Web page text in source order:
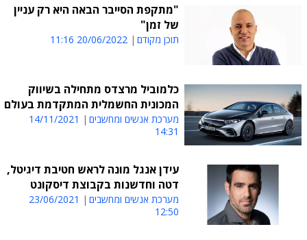
"מתקפת הסייבר הבאה היא רק עניין
של זמן"
תוכן מקודם 20/06/2022 11:16
כלמוביל מרצדס מתחילה בשיווק
המכונית החשמלית המתקדמת בעולם
מערכת אנשים ומחשבים
14/11/2021
14:31
עידן אנגל מונה לראש חטיבת דיגיטל,
דטה וחדשנות בקבוצת דיסקונט
מערכת אנשים ומחשבים
23/06/2021
12:50